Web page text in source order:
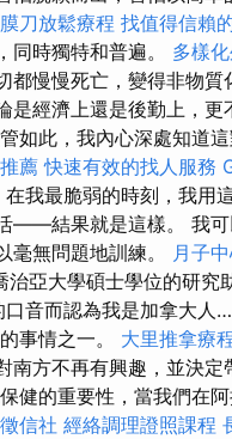
刀放鬆療程 找值得信賴
同時獨特和普遍。 多樣
都慢慢死亡，變得非物
是經濟上還是後勤上，更
如此，我內心深處知道
推薦快速有效的找人服務
在我最脆弱的時刻，我用
——結果就是這樣。 我
毫無問題地訓練。
月子
亞大學碩士學位的研究
音而認為我是加拿大人
事情之一。 大里推拿療
南方不再有興趣，並決
健的重要性，當我們在
信社 經絡調理證照課程